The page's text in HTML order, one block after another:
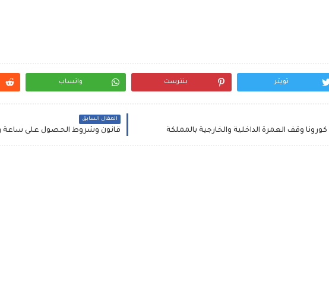
تويتر بنترست واتساب
وقف العمرة الداخلية والخارجية بالمملكة
المقال السابق
قانون وشروط الحصول على ساعة